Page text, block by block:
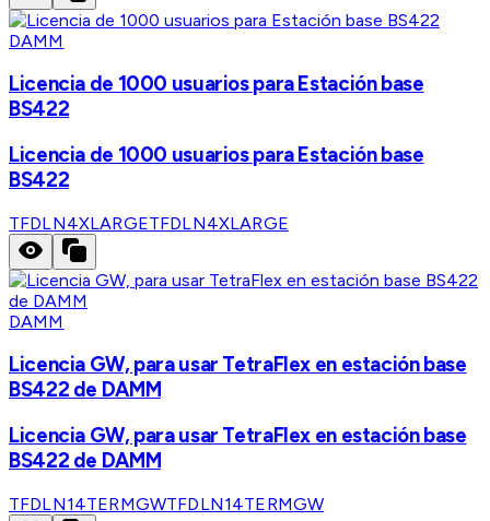
DAMM
Licencia de 1000 usuarios para Estación base
BS422
Licencia de 1000 usuarios para Estación base
BS422
TFDLN4XLARGETFDLN4XLARGE
DAMM
Licencia GW, para usar TetraFlex en estación base
BS422 de DAMM
Licencia GW, para usar TetraFlex en estación base
BS422 de DAMM
TFDLN14TERMGWTFDLN14TERMGW